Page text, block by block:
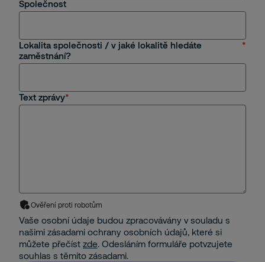
Společnost
Lokalita společnosti / v jaké lokalitě hledáte
zaměstnání?
Text zprávy
Ověření proti robotům
Vaše osobní údaje budou zpracovávány v souladu s
našimi zásadami ochrany osobních údajů, které si
můžete přečíst zde. Odesláním formuláře potvzujete
souhlas s těmito zásadami.